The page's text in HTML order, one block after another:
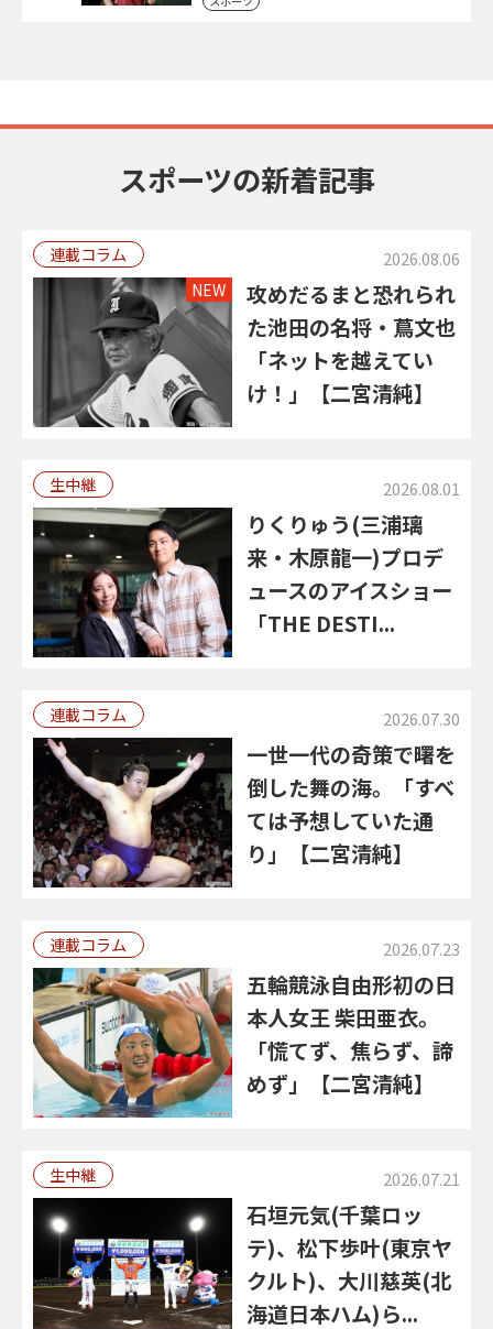
スポーツの新着記事
連載コラム 2026.08.06
NEW
攻めだるまと恐れられ
た池田の名将・蔦文也
「ネットを越えてい
け！」【二宮清純】
生中継 2026.08.01
りくりゅう(三浦璃
来・木原龍一)プロデ
ュースのアイスショー
「THE DESTI...
連載コラム 2026.07.30
一世一代の奇策で曙を
倒した舞の海。「すべ
ては予想していた通
り」【二宮清純】
連載コラム 2026.07.23
五輪競泳自由形初の日
本人女王 柴田亜衣。
「慌てず、焦らず、諦
めず」【二宮清純】
生中継 2026.07.21
石垣元気(千葉ロッ
テ)、松下歩叶(東京ヤ
クルト)、大川慈英(北
海道日本ハム)ら...